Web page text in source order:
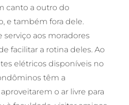
canto a outro do
e também fora dele.
serviço aos moradores
facilitar a rotina deles. Ao
elétricos disponíveis no
têm a
o ar livre para